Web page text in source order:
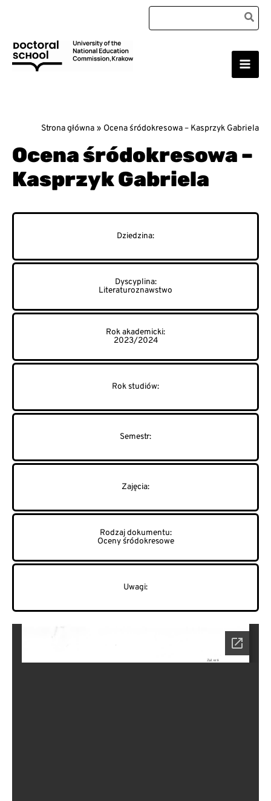
Search
for:
Main
Strona główna Ocena śródokresowa – Kasprzyk Gabriela
Ocena śródokresowa –
Kasprzyk Gabriela
Literaturoznawstwo
2023/2024
Oceny śródokresowe